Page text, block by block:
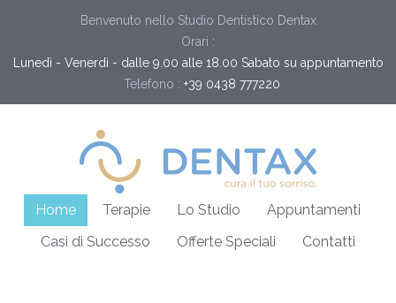
Benvenuto nello Studio Dentistico Dentax
Orari :
Lunedì - Venerdì - dalle 9.00 alle 18.00 Sabato su appuntamento
Telefono : +39 0438 777220
Home Terapie Lo Studio
Appuntamenti
Casi di Successo
Offerte Speciali Contatti